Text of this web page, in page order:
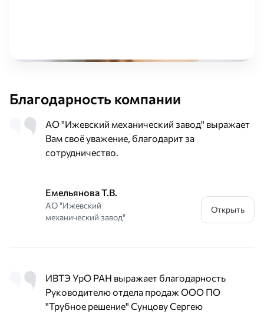
Благодарность компании
АО "Ижевский механический завод" выражает
Вам своё уважение, благодарит за
сотрудничество.
Емельянова Т.В.
АО "Ижевский
механический завод"
Открыть
ИВТЭ УрО РАН выражает благодарность
Руководителю отдела продаж ООО ПО
"Трубное решение" Сунцову Сергею